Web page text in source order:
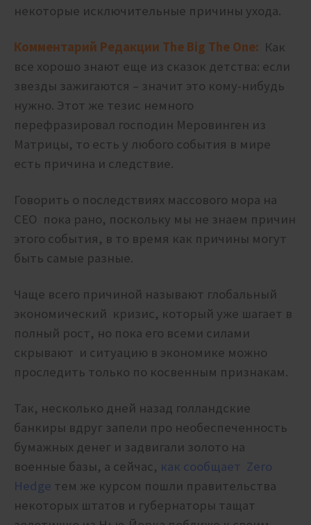
некоторые исключительные причины ухода.
Комментарий Редакции The Big The One: Как
все хорошо знают еще из сказок детства: если
звезды зажигаются – значит это кому-нибудь
нужно. Этот же тезис немного
перефразировал господин Меровинген из
Матрицы, то есть у любого события в мире
есть причина и следствие.
Говорить о последствиях массового мора на
CEO пока рано, поскольку мы не знаем причин
этого события, в то время как причины могут
быть самые разные.
Чаще всего причиной называют глобальный
экономический кризис, который уже шагает в
полный рост, но пока его всеми силами
скрывают и ситуацию в экономике можно
проследить только по косвенным признакам.
Так, несколько дней назад голландские
банкиры вдруг запели про необеспеченность
бумажных денег и задвигали золото на
военные базы, а сейчас, как сообщает Zero
Hedge тем же курсом пошли правительства
некоторых штатов и губернаторы тащат